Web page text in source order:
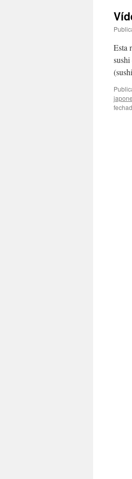
conteúdo
Esta